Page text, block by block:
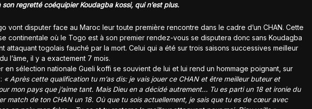
regretté coéquipier Koudagba kossi, qui n’est plus.
vont disputer face au Maroc leur toute première rencontre dans le cadre d’un CHAN. Cette
continentale où le Togo est à son premier rendez-vous se disputera donc sans Koudagba
attaquant togolais fauché par la mort. Celui qui a été sur trois saisons successives meilleur
l’âme, il y a exactement 7 mois.
en sélection nationale Gueli koffi se souvient de lui et lui rend un hommage poignant, sur
« Après cette qualification tu m’as dis: je vais jouer ce CHAN et être meilleur buteur et
mon pays que j’aime tant. Mais Dieu en a décidé autrement… Tu es parti un 18 et ironie du
match de ton CHAN un 18. Où que tu sois actuellement, je sais que tu es de cœur avec